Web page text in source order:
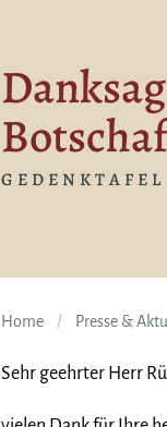
Home Presse &
Sehr geehrter Herr